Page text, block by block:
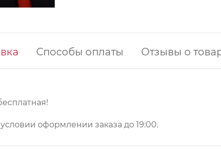
Способы оплаты Отзывы о
оформлении заказа до 19:00.